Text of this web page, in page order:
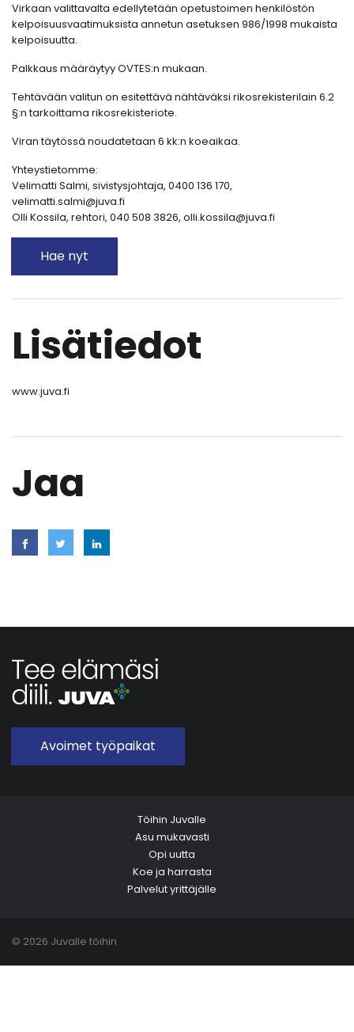
Virkaan valittavalta edellytetään opetustoimen henkilöstön
kelpoisuusvaatimuksista annetun asetuksen 986/1998 mukaista
kelpoisuutta.
Palkkaus määräytyy OVTES:n mukaan.
Tehtävään valitun on esitettävä nähtäväksi rikosrekisterilain 6.2
§:n tarkoittama rikosrekisteriote.
Viran täytössä noudatetaan 6 kk:n koeaikaa.
Yhteystietomme:
Velimatti Salmi, sivistysjohtaja, 0400 136 170,
velimatti.salmi@juva.fi
Olli Kossila, rehtori, 040 508 3826, olli.kossila@juva.fi
Hae nyt
Lisätiedot
www.juva.fi
Jaa
Avoimet työpaikat
Töihin Juvalle
Asu mukavasti
Opi uutta
Koe ja harrasta
Palvelut yrittäjälle
© 2026 Juvalle töihin